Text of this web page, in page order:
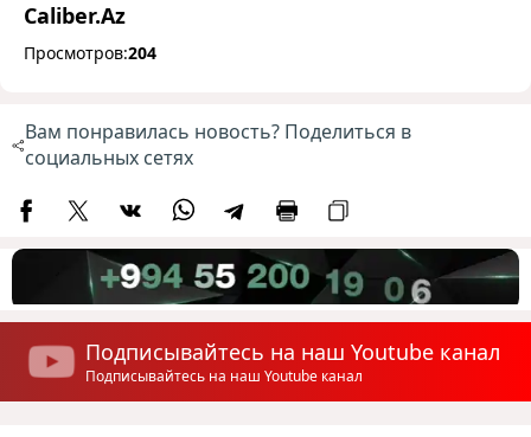
Caliber.Az
Просмотров:204
Вам понравилась новость? Поделиться в
социальных сетях
Подписывайтесь на наш Youtube канал
Подписывайтесь на наш Youtube канал